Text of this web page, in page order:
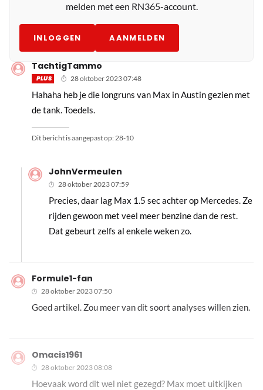
melden met een RN365-account.
INLOGGEN AANMELDEN
TachtigTammo
PLUS 28 oktober 2023 07:48
Hahaha heb je die longruns van Max in Austin gezien met
de tank. Toedels.
Dit bericht is aangepast op:28-10
JohnVermeulen
28 oktober 2023 07:59
Precies, daar lag Max 1.5 sec achter op Mercedes. Ze
rijden gewoon met veel meer benzine dan de rest.
Dat gebeurt zelfs al enkele weken zo.
Formule1-fan
28 oktober 2023 07:50
Goed artikel. Zou meer van dit soort analyses willen zien.
Omacis1961
28 oktober 2023 08:08
Hoevaak word dit wel niet gezegd? Max moet uitkijken